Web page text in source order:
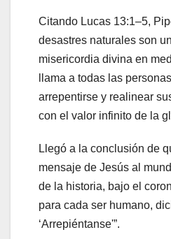
Citando Lucas 13:1–5,
desastres naturales son
misericordia divina en
llama a todas las
arrepentirse y realinear
con el valor infinito de la
Llegó a la conclusión de
mensaje de Jesús al
de la historia, bajo el
para cada ser humano,
‘Arrepiéntanse'”.